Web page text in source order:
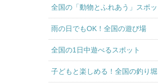
全国の「動物とふれあう」スポッ
雨の日でもOK！全国の遊び場
全国の1日中遊べるスポット
子どもと楽しめる！全国の釣り堀